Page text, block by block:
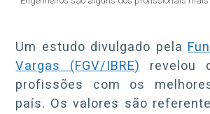
Um estudo divulgado pela
Vargas (FGV/IBRE)
revelou
profissões com os
país. Os valores são